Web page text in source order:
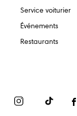
Service voiturier
Événements
Restaurants
InstagramTikTok